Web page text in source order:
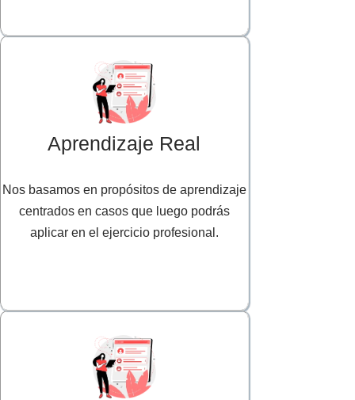
Aprendizaje Real
Nos basamos en propósitos de aprendizaje
centrados en casos que luego podrás
aplicar en el ejercicio profesional.